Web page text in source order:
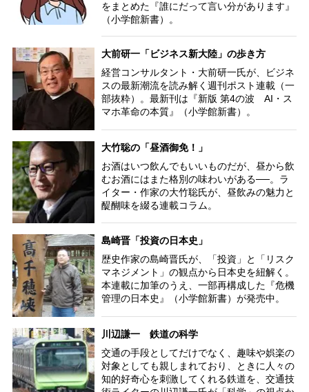
をまとめた『誰にだって言い分があります』
（小学館新書）。
大前研一「ビジネス新大陸」の歩き方
経営コンサルタント・大前研一氏が、ビジネ
スの最新潮流を読み解く週刊ポスト連載（一
部抜粋）。最新刊は『新版 第4の波 AI・ス
マホ革命の本質』（小学館新書）。
大竹聡の「昼酒御免！」
お酒はいつ飲んでもいいものだが、昼から飲
むお酒にはまた格別の味わいがある──。ラ
イター・作家の大竹聡氏が、昼飲みの魅力と
醍醐味を綴る連載コラム。
島崎晋「投資の日本史」
歴史作家の島崎晋氏が、「投資」と「リスク
マネジメント」の観点から日本史を紐解く。
本連載に加筆のうえ、一部再構成した『危機
管理の日本史』（小学館新書）が発売中。
川辺謙一 鉄道の科学
交通の手段としてだけでなく、趣味や娯楽の
対象としても親しまれており、ときに人々の
知的好奇心を刺激してくれる鉄道を、交通技